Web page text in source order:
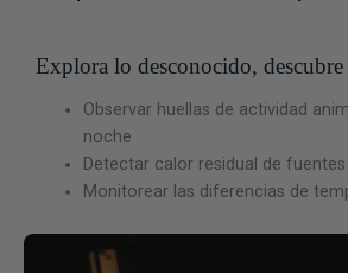
Explora lo desconocido,
Observar huellas de actividad
noche
Detectar calor residual de
Monitorear las diferencias de